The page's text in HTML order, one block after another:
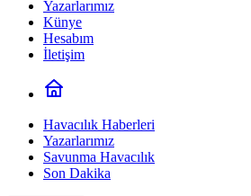
Yazarlarımız
Künye
Hesabım
İletişim
Havacılık Haberleri
Yazarlarımız
Savunma Havacılık
Son Dakika